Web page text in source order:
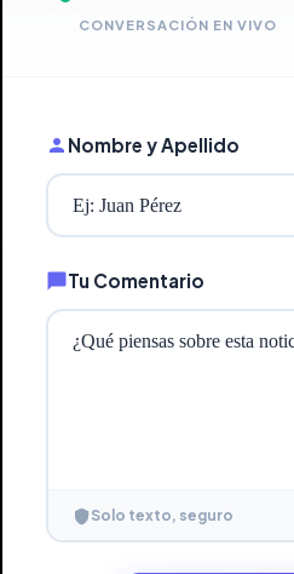
CONVERSACIÓN EN VIVO
Nombre y Apellido
Tu Comentario
Solo texto, seguro